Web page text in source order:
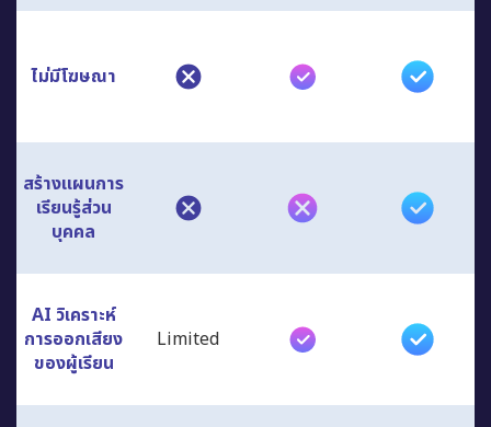
ไม่มีโฆษณา
สร้างแผนการ
เรียนรู้ส่วน
บุคคล
AI วิเคราะห์
การออกเสียง
ของผู้เรียน
Limited